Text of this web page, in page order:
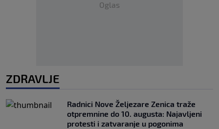
Oglas
ZDRAVLJE
Radnici Nove Željezare Zenica traže
otpremnine do 10. augusta: Najavljeni
protesti i zatvaranje u pogonima